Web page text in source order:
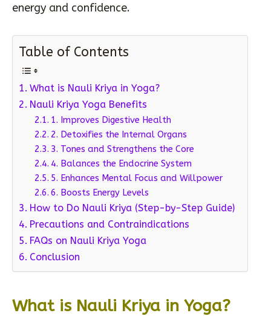
energy and confidence.
Table of Contents
What is Nauli Kriya in Yoga?
Nauli Kriya Yoga Benefits
1. Improves Digestive Health
2. Detoxifies the Internal Organs
3. Tones and Strengthens the Core
4. Balances the Endocrine System
5. Enhances Mental Focus and Willpower
6. Boosts Energy Levels
How to Do Nauli Kriya (Step-by-Step Guide)
Precautions and Contraindications
FAQs on Nauli Kriya Yoga
Conclusion
What is Nauli Kriya in Yoga?